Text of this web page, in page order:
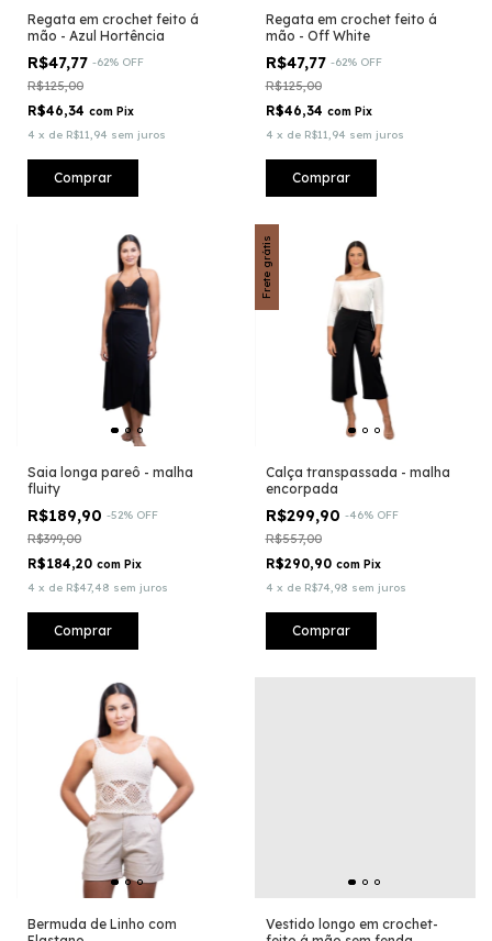
Regata em crochet feito á
mão - Azul Hortência
R$47,77 -62% OFF
R$125,00
R$46,34 com Pix
4 x de R$11,94 sem juros
Comprar
Regata em crochet feito á
mão - Off White
R$47,77 -62% OFF
R$125,00
R$46,34 com Pix
4 x de R$11,94 sem juros
Comprar
Saia longa pareô - malha
fluity
R$189,90 -52% OFF
R$399,00
R$184,20 com Pix
4 x de R$47,48 sem juros
Comprar
Frete grátis
Calça transpassada - malha
encorpada
R$299,90 -46% OFF
R$557,00
R$290,90 com Pix
4 x de R$74,98 sem juros
Comprar
Bermuda de Linho com
Vestido longo em crochet-